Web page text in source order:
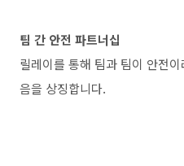
팀 간 안전 파트너십
릴레이를 통해 팀과 팀이 안전이
음을 상징합니다.